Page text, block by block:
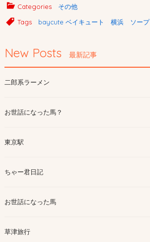
Categories
その他
Tags
baycute ベイキュート 横浜 ソープ
New Posts 最新記事
二郎系ラーメン
お世話になった馬？
東京駅
ちゃー君日記
お世話になった馬
草津旅行